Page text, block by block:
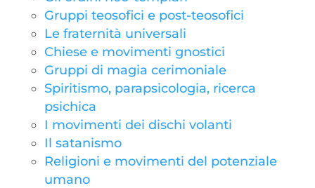
Gruppi teosofici e post-teosofici
Le fraternità universali
Chiese e movimenti gnostici
Gruppi di magia cerimoniale
Spiritismo, parapsicologia, ricerca
psichica
I movimenti dei dischi volanti
Il satanismo
Religioni e movimenti del potenziale
umano